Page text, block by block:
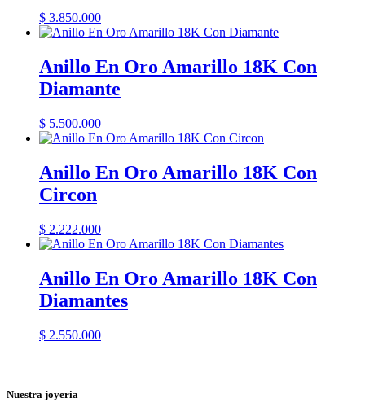
$ 3.850.000
Anillo En Oro Amarillo 18K Con
Diamante
$ 5.500.000
Anillo En Oro Amarillo 18K Con
Circon
$ 2.222.000
Anillo En Oro Amarillo 18K Con
Diamantes
$ 2.550.000
Nuestra joyeria